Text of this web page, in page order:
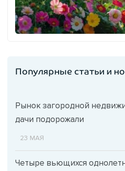
Популярные статьи и
Рынок загородной
дачи подорожали
23 МАЯ
Четыре вьющихся